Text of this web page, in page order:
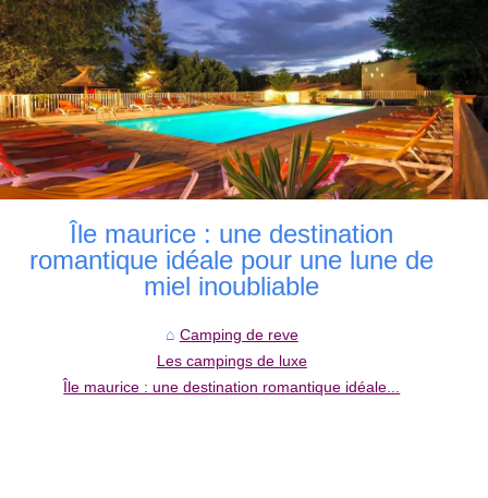
Île maurice : une destination
romantique idéale pour une lune de
miel inoubliable
Camping de reve
Les campings de luxe
Île maurice : une destination romantique idéale...